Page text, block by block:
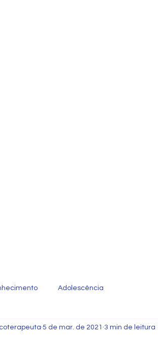
Adolescência
5 de mar. de 2021 3 min de leitura